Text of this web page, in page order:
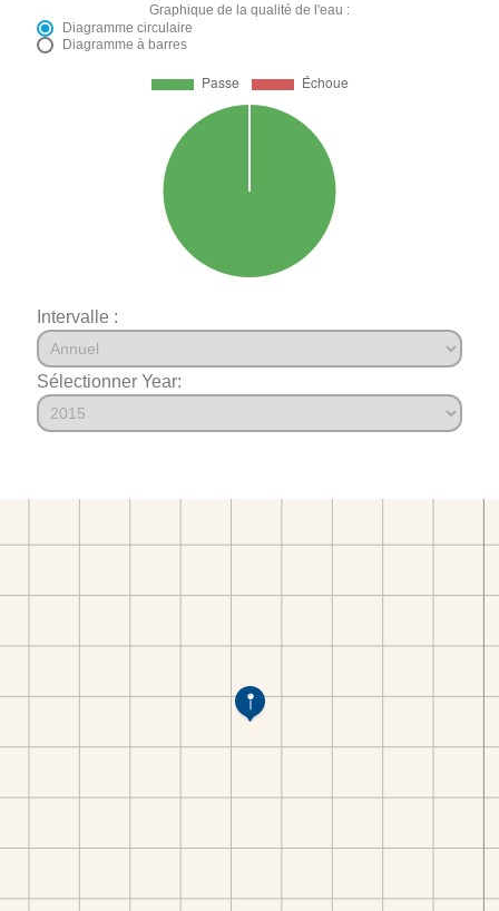
Graphique de la qualité de l'eau :
Diagramme circulaire
Diagramme à barres
Intervalle :
Sélectionner Year: